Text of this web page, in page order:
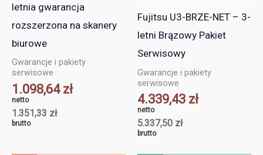
letnia gwarancja
rozszerzona na skanery
biurowe
Gwarancje i pakiety
serwisowe
1.098,64 zł
netto
1.351,33 zł
brutto
Fujitsu U3-BRZE-NET – 3-
letni Brązowy Pakiet
Serwisowy
Gwarancje i pakiety
serwisowe
4.339,43 zł
netto
5.337,50 zł
brutto